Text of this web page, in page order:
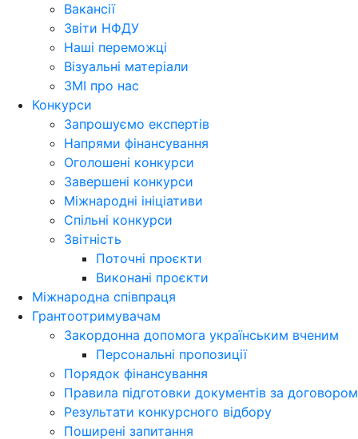
Вакансії
Звіти НФДУ
Наші переможці
Візуальні матеріали
ЗМІ про нас
Конкурси
Запрошуємо експертів
Напрями фінансування
Оголошені конкурси
Завершені конкурси
Міжнародні ініціативи
Спільні конкурси
Звітність
Поточні проєкти
Виконані проєкти
Міжнародна співпраця
Грантоотримувачам
Закордонна допомога українським вченим
Персональні пропозиції
Порядок фінансування
Правила підготовки документів за договором
Результати конкурсного відбору
Поширені запитання